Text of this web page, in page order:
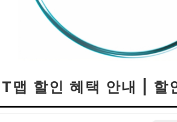
맵 할인 혜택 안내 | 할